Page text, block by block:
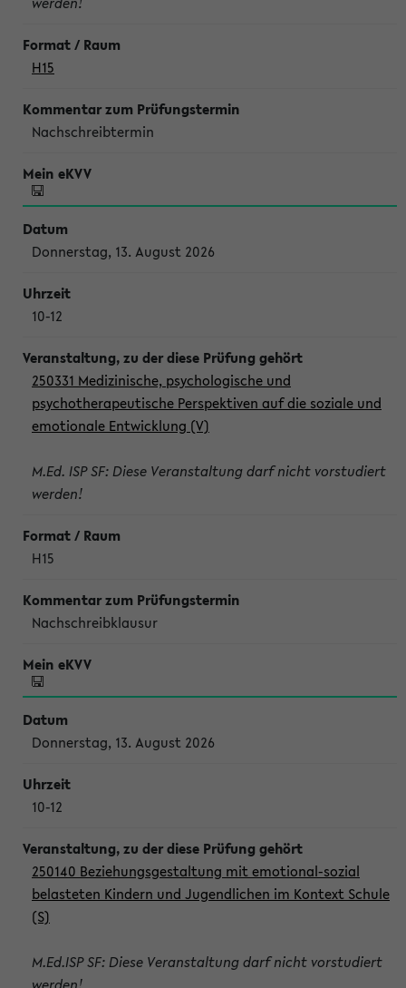
H15
Nachschreibtermin
Donnerstag, 13. August 2026
10-12
250331 Medizinische, psychologische und
psychotherapeutische Perspektiven auf die soziale und
emotionale Entwicklung (V)
M.Ed. ISP SF: Diese Veranstaltung darf nicht vorstudiert
werden!
H15
Nachschreibklausur
Donnerstag, 13. August 2026
10-12
250140 Beziehungsgestaltung mit emotional-sozial
belasteten Kindern und Jugendlichen im Kontext Schule
(S)
M.Ed.ISP SF: Diese Veranstaltung darf nicht vorstudiert